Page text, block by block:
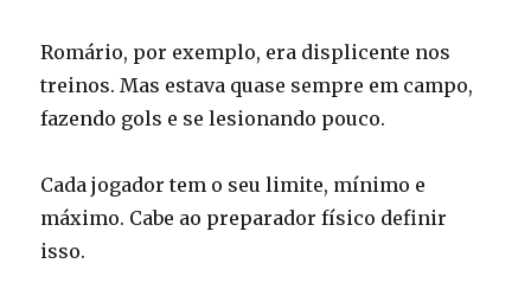
Romário, por exemplo, era displicente nos
treinos. Mas estava quase sempre em campo,
fazendo gols e se lesionando pouco.
Cada jogador tem o seu limite, mínimo e
máximo. Cabe ao preparador físico definir
isso.